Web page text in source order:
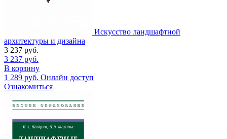
Искусство ландшафтной
архитектуры и дизайна
3 237 руб.
3 237 руб.
В корзину
1 289 руб. Онлайн доступ
Ознакомиться